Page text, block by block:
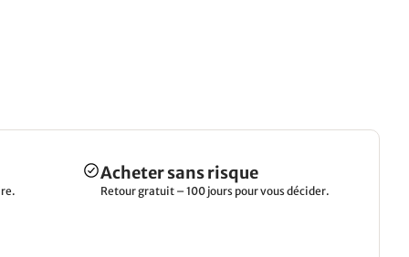
Acheter sans risque
Retour gratuit – 100 jours pour vous décider.